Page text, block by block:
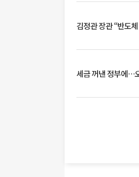
김정관 장관 “반도
세금 꺼낸 정부에…